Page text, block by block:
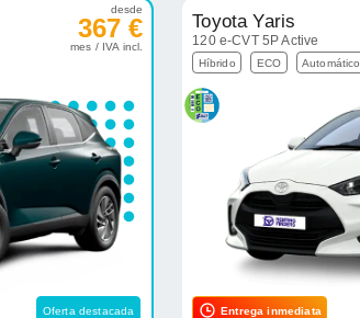
desde
367 €
mes / IVA incl.
Oferta destacada
Toyota Yaris
120 e-CVT 5P Active
Híbrido ECO Automático
Entrega inmediata